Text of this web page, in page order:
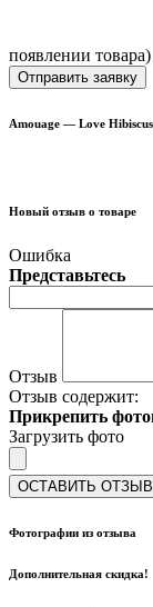
появлении товара)
Отправить заявку
Amouage — Love Hibiscus
Новый отзыв о товаре
Ошибка
Представьтесь
Отзыв
Отзыв содержит:
Прикрепить
Загрузить фото
ОСТАВИТЬ ОТЗЫВ
Фотографии из отзыва
Дополнительная скидка!